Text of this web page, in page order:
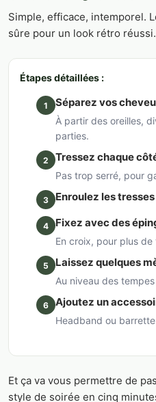
Simple, efficace, intemporel.
sûre pour un look rétro réussi.
Étapes détaillées :
1 Séparez vos
À partir des oreilles,
parties.
2 Tressez chaque
Pas trop serré, pour
3 Enroulez les tresses
4 Fixez avec des
En croix, pour plus de
5 Laissez quelques
Au niveau des
6 Ajoutez un
Headband ou
Et ça va vous permettre de
style de soirée en cinq